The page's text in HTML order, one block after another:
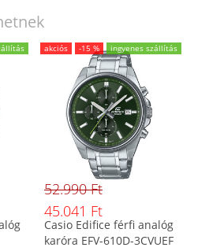
akciós -15 % ingyenes szállítás
52.990 Ft
45.041 Ft
Casio Edifice férfi analóg
karóra EFV-610D-3CVUEF